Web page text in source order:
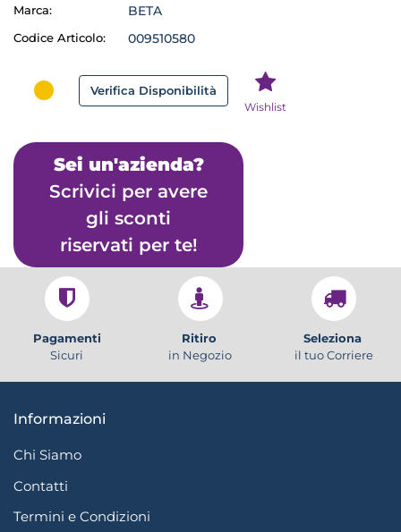
Marca: BETA
Codice Articolo: 009510580
Verifica Disponibilità
Wishlist
Sei un'azienda?
Scrivici per avere
gli sconti
riservati per te!
Pagamenti
Sicuri
Ritiro
in Negozio
Seleziona
il tuo Corriere
Informazioni
Chi Siamo
Contatti
Termini e Condizioni